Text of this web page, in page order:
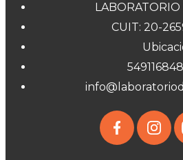
LABORATORIO
CUIT: 20-